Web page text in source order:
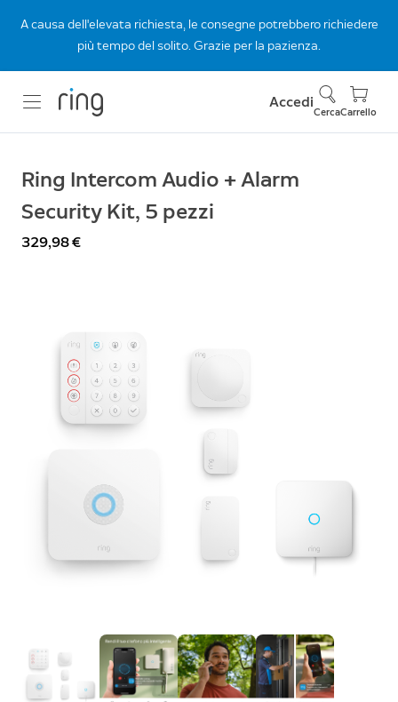
A causa dell'elevata richiesta, le consegne potrebbero richiedere
più tempo del solito. Grazie per la pazienza.
Accedi
CercaCarrello
Ring Intercom Audio + Alarm
Security Kit, 5 pezzi
329,98 €